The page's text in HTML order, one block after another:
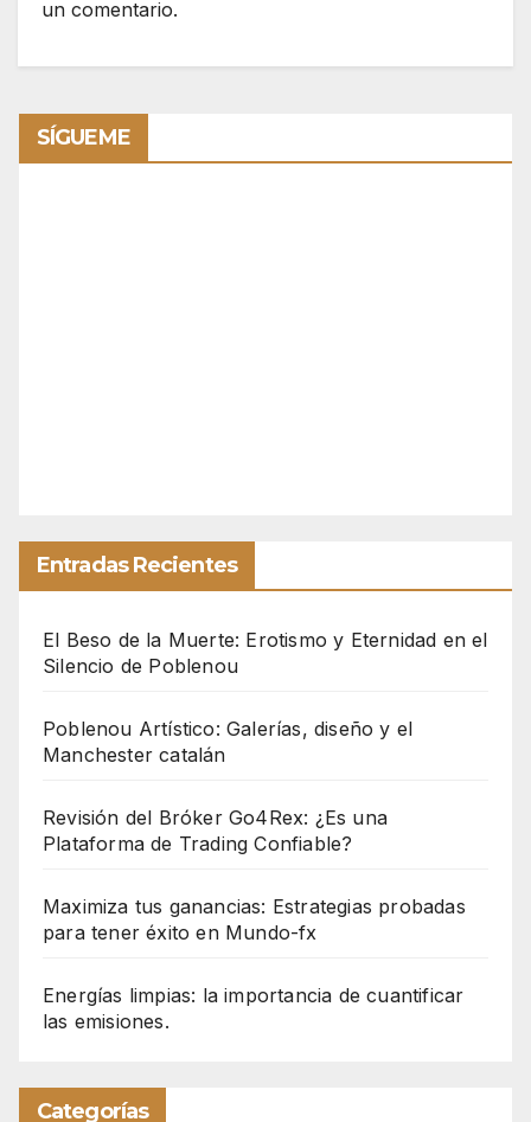
un comentario.
SÍGUEME
Entradas Recientes
El Beso de la Muerte: Erotismo y Eternidad en el
Silencio de Poblenou
Poblenou Artístico: Galerías, diseño y el
Manchester catalán
Revisión del Bróker Go4Rex: ¿Es una
Plataforma de Trading Confiable?
Maximiza tus ganancias: Estrategias probadas
para tener éxito en Mundo-fx
Energías limpias: la importancia de cuantificar
las emisiones.
Categorías